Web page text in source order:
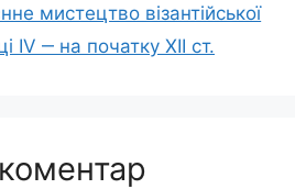
мистецтво візантійської
IV ‒ на початку ХІІ ст.